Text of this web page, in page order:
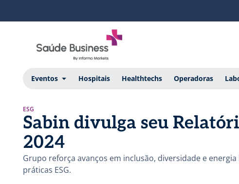
Eventos Hospitais Healthtechs Operadoras
ESG
Sabin divulga seu
2024
Grupo reforça avanços em inclusão, diversidade e
práticas ESG.